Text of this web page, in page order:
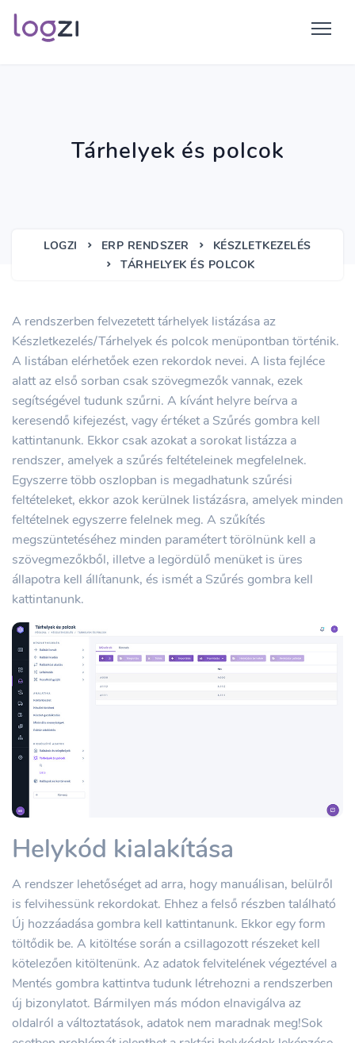
Tárhelyek és polcok
LOGZI ERP RENDSZER
KÉSZLETKEZELÉS
TÁRHELYEK ÉS POLCOK
A rendszerben felvezetett tárhelyek listázása az
Készletkezelés/Tárhelyek és polcok menüpontban történik.
A listában elérhetőek ezen rekordok nevei. A lista fejléce
alatt az első sorban csak szövegmezők vannak, ezek
segítségével tudunk szűrni. A kívánt helyre beírva a
keresendő kifejezést, vagy értéket a Szűrés gombra kell
kattintanunk. Ekkor csak azokat a sorokat listázza a
rendszer, amelyek a szűrés feltételeinek megfelelnek.
Egyszerre több oszlopban is megadhatunk szűrési
feltételeket, ekkor azok kerülnek listázásra, amelyek minden
feltételnek egyszerre felelnek meg. A szűkítés
megszüntetéséhez minden paramétert törölnünk kell a
szövegmezőkből, illetve a legördülő menüket is üres
állapotra kell állítanunk, és ismét a Szűrés gombra kell
kattintanunk.
Helykód kialakítása
A rendszer lehetőséget ad arra, hogy manuálisan, belülről
is felvihessünk rekordokat. Ehhez a felső részben található
Új hozzáadása gombra kell kattintanunk. Ekkor egy form
töltődik be. A kitöltése során a csillagozott részeket kell
kötelezően kitöltenünk. Az adatok felvitelének végeztével a
Mentés gombra kattintva tudunk létrehozni a rendszerben
új bizonylatot. Bármilyen más módon elnavigálva az
oldalról a változtatások, adatok nem maradnak meg!Sok